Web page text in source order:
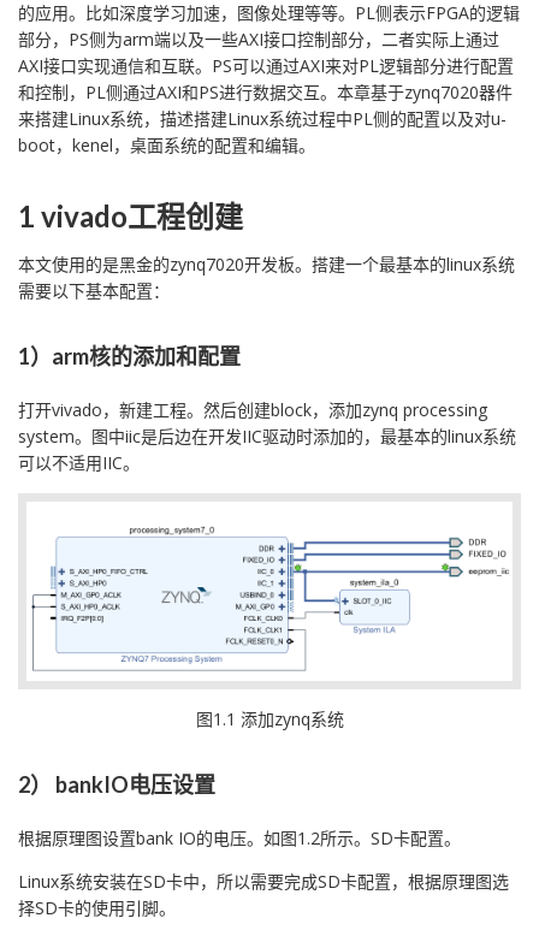
的应用。比如深度学习加速，图像处理等等。PL侧表示FPGA的逻辑
部分，PS侧为arm端以及一些AXI接口控制部分，二者实际上通过
AXI接口实现通信和互联。PS可以通过AXI来对PL逻辑部分进行配置
和控制，PL侧通过AXI和PS进行数据交互。本章基于zynq7020器件
来搭建Linux系统，描述搭建Linux系统过程中PL侧的配置以及对u-
boot，kenel，桌面系统的配置和编辑。
1 vivado工程创建
本文使用的是黑金的zynq7020开发板。搭建一个最基本的linux系统
需要以下基本配置：
1）arm核的添加和配置
打开vivado，新建工程。然后创建block，添加zynq processing
system。图中iic是后边在开发IIC驱动时添加的，最基本的linux系统
可以不适用IIC。
图1.1 添加zynq系统
2） bankIO电压设置
根据原理图设置bank IO的电压。如图1.2所示。SD卡配置。
Linux系统安装在SD卡中，所以需要完成SD卡配置，根据原理图选
择SD卡的使用引脚。